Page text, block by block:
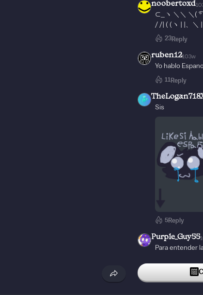
noobertoxd
⊂_ヽ ＼＼ ＼(
/ /| ( (ヽ | |、＼
23Reply
ruben12103w
Yo hablo
11 Reply
Sis
5Reply
Purple_Guy55
Para entender
realmente está
sobre todo